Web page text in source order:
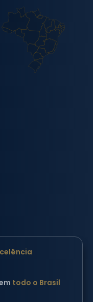
todo o Brasil